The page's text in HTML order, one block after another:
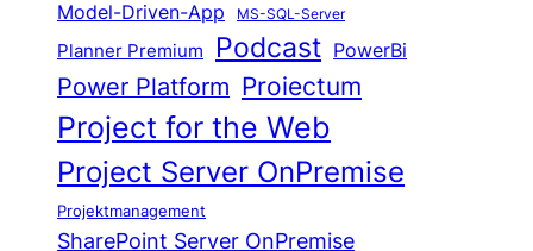
Model-Driven-App MS-SQL-Server
Planner Premium Podcast PowerBi
Power Platform Proiectum
Project for the Web
Project Server OnPremise
Projektmanagement
SharePoint Server OnPremise